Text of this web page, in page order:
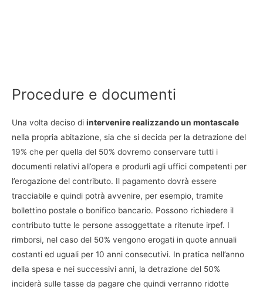
Procedure e documenti
Una volta deciso di intervenire realizzando un montascale
nella propria abitazione, sia che si decida per la detrazione del
19% che per quella del 50% dovremo conservare tutti i
documenti relativi all’opera e produrli agli uffici competenti per
l’erogazione del contributo. Il pagamento dovrà essere
tracciabile e quindi potrà avvenire, per esempio, tramite
bollettino postale o bonifico bancario. Possono richiedere il
contributo tutte le persone assoggettate a ritenute irpef. I
rimborsi, nel caso del 50% vengono erogati in quote annuali
costanti ed uguali per 10 anni consecutivi. In pratica nell’anno
della spesa e nei successivi anni, la detrazione del 50%
inciderà sulle tasse da pagare che quindi verranno ridotte